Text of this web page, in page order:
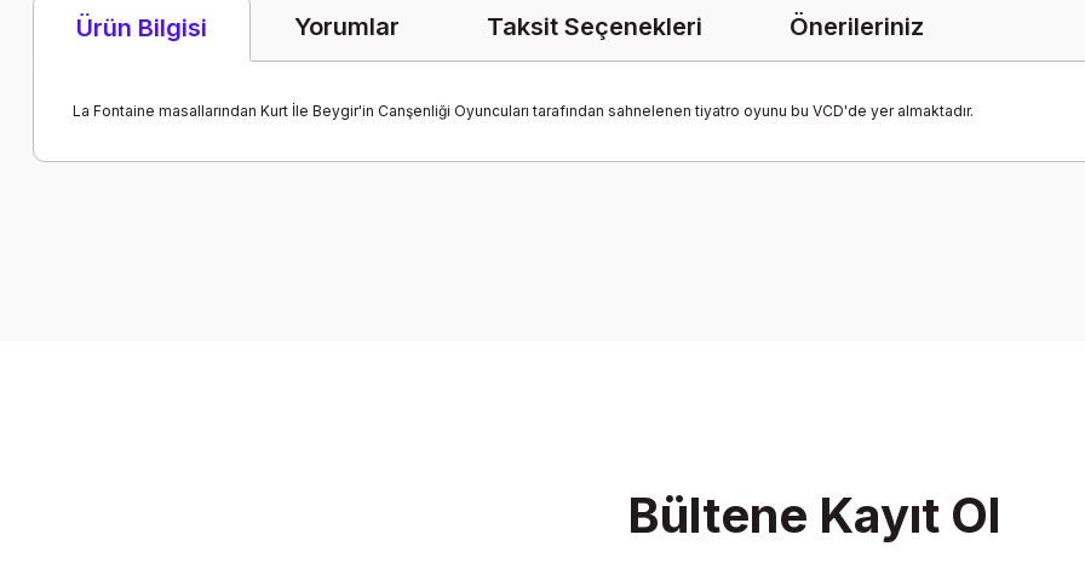
Ürün Bilgisi Yorumlar Taksit Seçenekleri Önerileriniz
La Fontaine masallarından Kurt İle Beygir'in Canşenliği Oyuncuları tarafından sahnelenen tiyatro oyunu bu VCD'de yer almaktadır.
Bültene Kayıt Ol